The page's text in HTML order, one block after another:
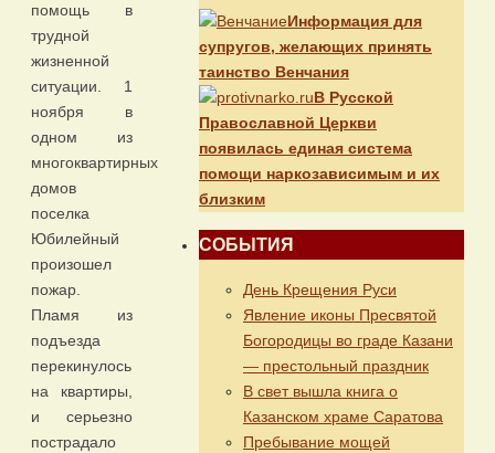
помощь в
трудной
жизненной
ситуации. 1
ноября в
одном из
многоквартирных
домов
поселка
Юбилейный
произошел
пожар.
Пламя из
подъезда
перекинулось
на квартиры,
и серьезно
пострадало
Информация для
супругов, желающих принять
таинство Венчания
В Русской
Православной Церкви
появилась единая система
помощи наркозависимым и их
близким
СОБЫТИЯ
День Крещения Руси
Явление иконы Пресвятой
Богородицы во граде Казани
— престольный праздник
В свет вышла книга о
Казанском храме Саратова
Пребывание мощей